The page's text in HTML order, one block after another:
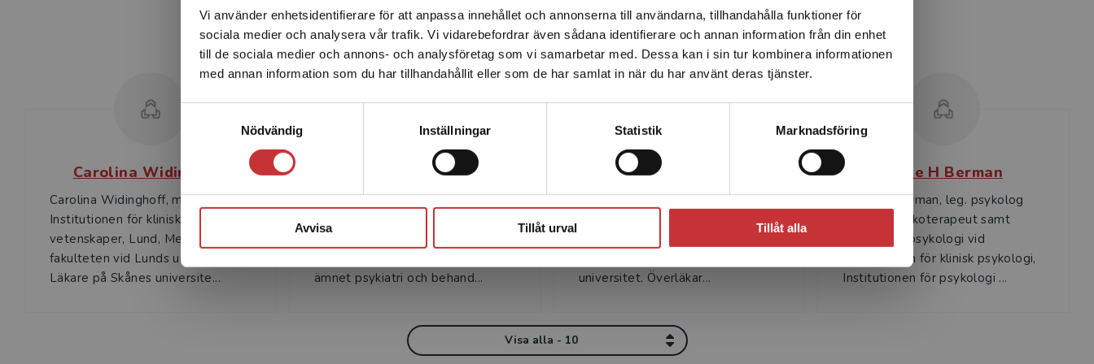
Vi använder enhetsidentifierare för att anpassa innehållet och annonserna till användarna, tillhandahålla funktioner för
sociala medier och analysera vår trafik. Vi vidarebefordrar även sådana identifierare och annan information från din enhet
till de sociala medier och annons- och analysföretag som vi samarbetar med. Dessa kan i sin tur kombinera informationen
med annan information som du har tillhandahållit eller som de har samlat in när du har använt deras tjänster.
Nödvändig
Inställningar Statistik Marknadsföring
Avvisa Tillåt urval Tillåt alla
Det verkar som att du besöker studentlitteratur.se via en
enhet utanför Sverige. Vi erbjuder inte leveranser utanför
Sverige. För att kunna slutföra ett köp måste
leveransadressen vara i Sverige.Läs mer
Författare
Carolina Widinghoff
Carolina Widinghoff, med.dr,
Institutionen för kliniska
vetenskaper, Lund, Medicinska
fakulteten vid Lunds universitet.
Läkare på Skånes universite...
Helena Hansson
Helena Hansson är
universitetslektor i socialt arbete
ämnet psykiatri och behand...
Anders Håkansson
Anders Håkansson, professor i
beroendemedicin, Institutionen för
universitet. Överläkar...
Anne H Berman
Anne H. Berman, leg. psykolog
och leg. psykoterapeut samt
professor i psykologi vid
Avdelningen för klinisk psykologi,
Institutionen för psykologi ...
Visa alla - 10